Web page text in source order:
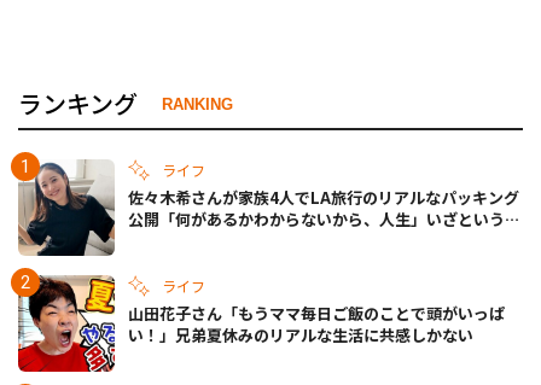
ランキング RANKING
ライフ
佐々木希さんが家族4人でLA旅行のリアルなパッキング
公開「何があるかわからないから、人生」いざというと
ライフ
山田花子さん「もうママ毎日ご飯のことで頭がいっぱ
い！」兄弟夏休みのリアルな生活に共感しかない